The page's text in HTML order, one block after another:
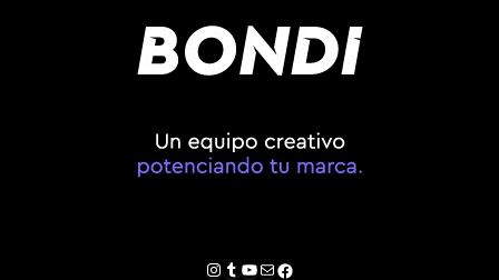
Instagram
Tumblr
YouTube
Correo electrónico
Facebook